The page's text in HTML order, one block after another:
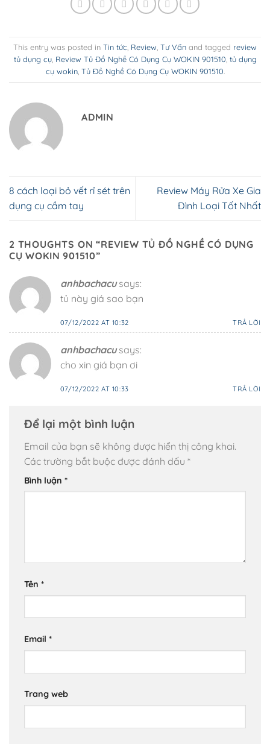
This entry was posted in Tin tức Review Tư Vấn and tagged review
tủ dụng cụ, Review Tủ Đồ Nghề Có Dụng Cụ WOKIN 901510 tủ dụng
cụ wokin, Tủ Đồ Nghề Có Dụng Cụ WOKIN 901510
ADMIN
8 cách loại bỏ vết rỉ sét trên
dụng cụ cầm tay
Review Máy Rửa Xe Gia
Đình Loại Tốt Nhất
2 THOUGHTS ON “REVIEW TỦ ĐỒ NGHỀ CÓ DỤNG
CỤ WOKIN 901510”
anhbachacu says:
tủ này giá sao bạn
07/12/2022 AT 10:32 TRẢ LỜI
anhbachacu says:
cho xin giá bạn ơi
07/12/2022 AT 10:33 TRẢ LỜI
Để lại một bình luận
Email của bạn sẽ không được hiển thị công khai.
Các trường bắt buộc được đánh dấu *
Bình luận *
Tên *
Email *
Trang web